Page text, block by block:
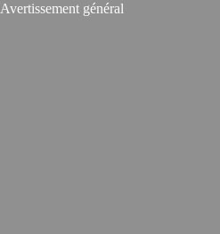
Avertissement général